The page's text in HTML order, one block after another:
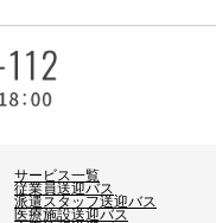
サービス一覧
従業員送迎バス
派遣スタッフ送迎バス
医療施設送迎バス